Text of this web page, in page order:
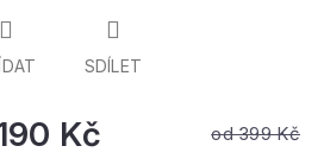
od 399 Kč
Kč
SDÍLET